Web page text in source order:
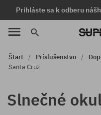
Prihláste sa k odberu
Štart Príslušenstvo
Santa Cruz
Slnečné